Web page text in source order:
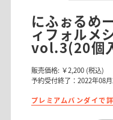
にふぉるめ
ィフォルメ
vol.3(20個
販売価格: ￥2,200 (税込)
予約受付終了：2022年08
プレミアムバンダイで